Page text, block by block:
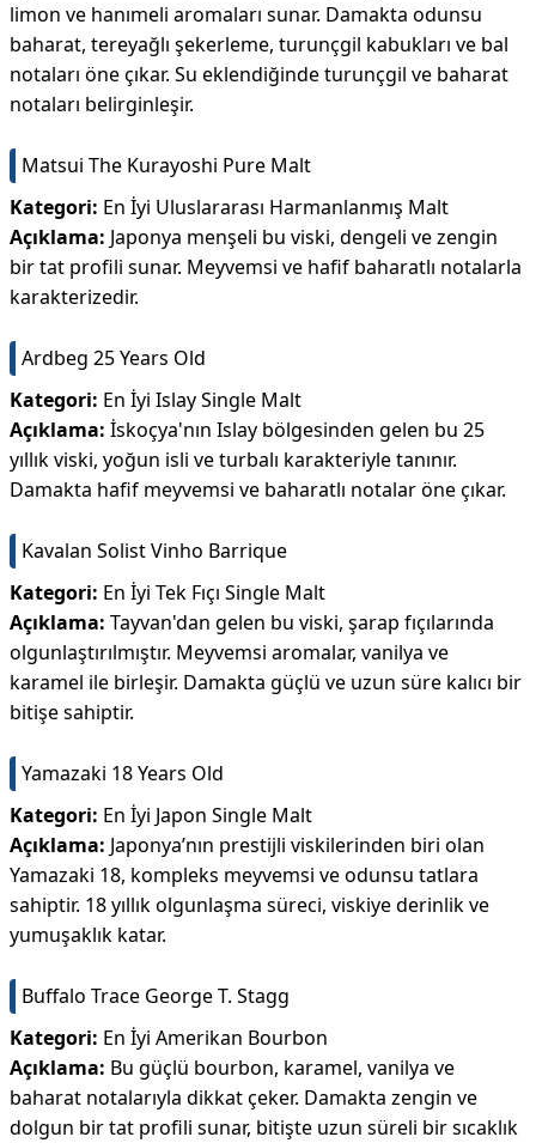
limon ve hanımeli aromaları sunar. Damakta odunsu
baharat, tereyağlı şekerleme, turunçgil kabukları ve bal
notaları öne çıkar. Su eklendiğinde turunçgil ve baharat
notaları belirginleşir.
Matsui The Kurayoshi Pure Malt
Kategori: En İyi Uluslararası Harmanlanmış Malt
Açıklama: Japonya menşeli bu viski, dengeli ve zengin
bir tat profili sunar. Meyvemsi ve hafif baharatlı notalarla
karakterizedir.
Ardbeg 25 Years Old
Kategori: En İyi Islay Single Malt
Açıklama: İskoçya'nın Islay bölgesinden gelen bu 25
yıllık viski, yoğun isli ve turbalı karakteriyle tanınır.
Damakta hafif meyvemsi ve baharatlı notalar öne çıkar.
Kavalan Solist Vinho Barrique
Kategori: En İyi Tek Fıçı Single Malt
Açıklama: Tayvan'dan gelen bu viski, şarap fıçılarında
olgunlaştırılmıştır. Meyvemsi aromalar, vanilya ve
karamel ile birleşir. Damakta güçlü ve uzun süre kalıcı bir
bitişe sahiptir.
Yamazaki 18 Years Old
Kategori: En İyi Japon Single Malt
Açıklama: Japonya’nın prestijli viskilerinden biri olan
Yamazaki 18, kompleks meyvemsi ve odunsu tatlara
sahiptir. 18 yıllık olgunlaşma süreci, viskiye derinlik ve
yumuşaklık katar.
Buffalo Trace George T. Stagg
Kategori: En İyi Amerikan Bourbon
Açıklama: Bu güçlü bourbon, karamel, vanilya ve
baharat notalarıyla dikkat çeker. Damakta zengin ve
dolgun bir tat profili sunar, bitişte uzun süreli bir sıcaklık